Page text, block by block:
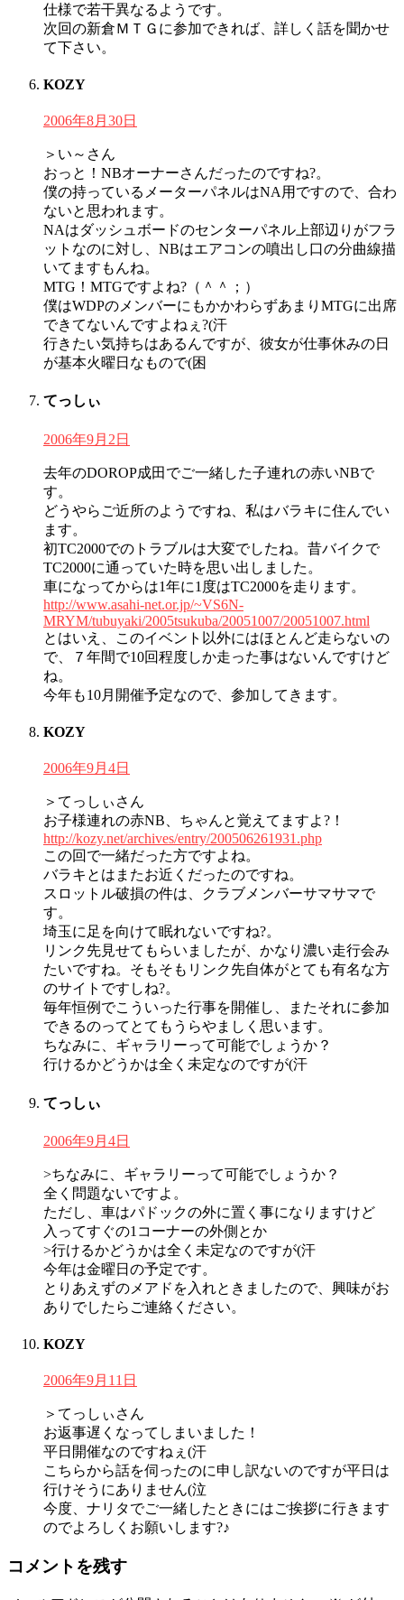
仕様で若干異なるようです。
次回の新倉ＭＴＧに参加できれば、詳しく話を聞かせ
て下さい。
KOZY
2006年8月30日
＞い～さん
おっと！NBオーナーさんだったのですね?。
僕の持っているメーターパネルはNA用ですので、合わ
ないと思われます。
NAはダッシュボードのセンターパネル上部辺りがフラ
ットなのに対し、NBはエアコンの噴出し口の分曲線描
いてますもんね。
MTG！MTGですよね?（＾＾；）
僕はWDPのメンバーにもかかわらずあまりMTGに出席
できてないんですよねぇ?(汗
行きたい気持ちはあるんですが、彼女が仕事休みの日
が基本火曜日なもので(困
てっしぃ
2006年9月2日
去年のDOROP成田でご一緒した子連れの赤いNBで
す。
どうやらご近所のようですね、私はバラキに住んでい
ます。
初TC2000でのトラブルは大変でしたね。昔バイクで
TC2000に通っていた時を思い出しました。
車になってからは1年に1度はTC2000を走ります。
http://www.asahi-net.or.jp/~VS6N-
MRYM/tubuyaki/2005tsukuba/20051007/20051007.html
とはいえ、このイベント以外にはほとんど走らないの
で、７年間で10回程度しか走った事はないんですけど
ね。
今年も10月開催予定なので、参加してきます。
KOZY
2006年9月4日
＞てっしぃさん
お子様連れの赤NB、ちゃんと覚えてますよ?！
http://kozy.net/archives/entry/200506261931.php
この回で一緒だった方ですよね。
バラキとはまたお近くだったのですね。
スロットル破損の件は、クラブメンバーサマサマで
す。
埼玉に足を向けて眠れないですね?。
リンク先見せてもらいましたが、かなり濃い走行会み
たいですね。そもそもリンク先自体がとても有名な方
のサイトですしね?。
毎年恒例でこういった行事を開催し、またそれに参加
できるのってとてもうらやましく思います。
ちなみに、ギャラリーって可能でしょうか？
行けるかどうかは全く未定なのですが(汗
てっしぃ
2006年9月4日
>ちなみに、ギャラリーって可能でしょうか？
全く問題ないですよ。
ただし、車はパドックの外に置く事になりますけど
入ってすぐの1コーナーの外側とか
>行けるかどうかは全く未定なのですが(汗
今年は金曜日の予定です。
とりあえずのメアドを入れときましたので、興味がお
ありでしたらご連絡ください。
KOZY
2006年9月11日
＞てっしぃさん
お返事遅くなってしまいました！
平日開催なのですねぇ(汗
こちらから話を伺ったのに申し訳ないのですが平日は
行けそうにありません(泣
今度、ナリタでご一緒したときにはご挨拶に行きます
のでよろしくお願いします?♪
コメントを残す